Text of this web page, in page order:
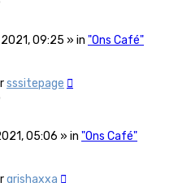
09:25 » in "Ons Café"
sssitepage
05:06 » in "Ons Café"
grishaxxa